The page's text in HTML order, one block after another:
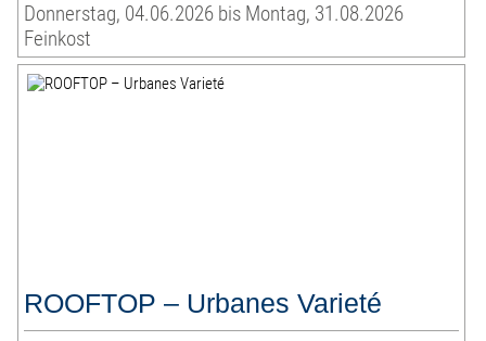
Donnerstag, 04.06.2026 bis Montag, 31.08.2026
Feinkost
ROOFTOP – Urbanes Varieté